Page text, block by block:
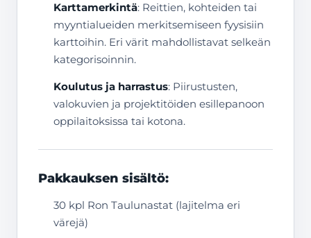
Karttamerkintä: Reittien, kohteiden tai
myyntialueiden merkitsemiseen fyysisiin
karttoihin. Eri värit mahdollistavat selkeän
kategorisoinnin.
Koulutus ja harrastus: Piirustusten,
valokuvien ja projektitöiden esillepanoon
oppilaitoksissa tai kotona.
Pakkauksen sisältö:
30 kpl Ron Taulunastat (lajitelma eri
värejä)